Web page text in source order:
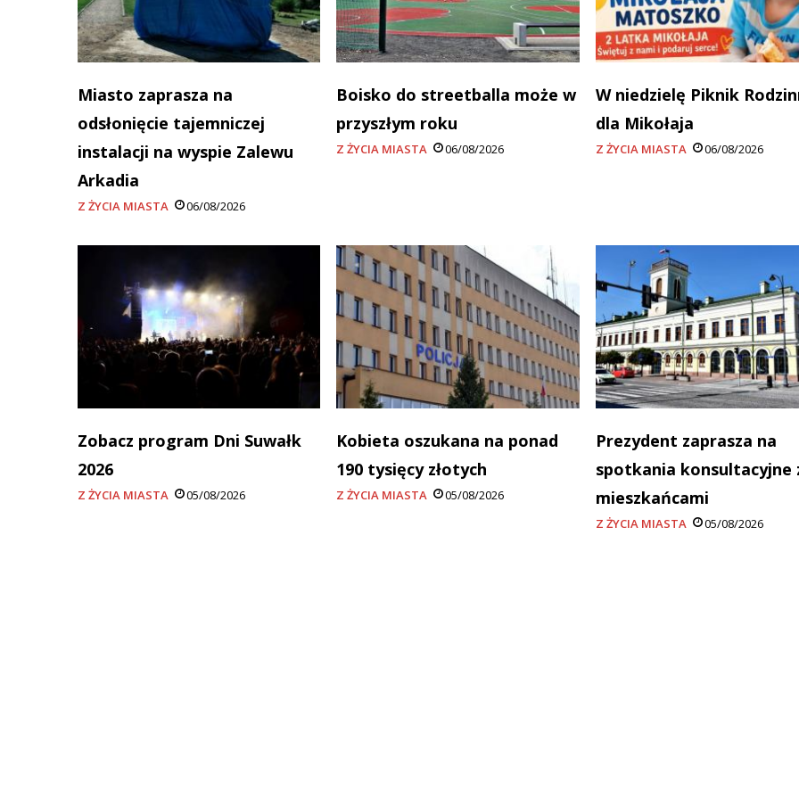
Miasto zaprasza na
odsłonięcie tajemniczej
instalacji na wyspie Zalewu
Arkadia
Z ŻYCIA MIASTA 06/08/2026
Boisko do streetballa może w
przyszłym roku
Z ŻYCIA MIASTA 06/08/2026
W niedzielę Piknik
dla Mikołaja
Z ŻYCIA MIASTA 06/08/2026
Zobacz program Dni Suwałk
2026
Z ŻYCIA MIASTA 05/08/2026
Kobieta oszukana na ponad
190 tysięcy złotych
Z ŻYCIA MIASTA 05/08/2026
Prezydent zaprasza na
spotkania konsultacyjne
mieszkańcami
Z ŻYCIA MIASTA 05/08/2026